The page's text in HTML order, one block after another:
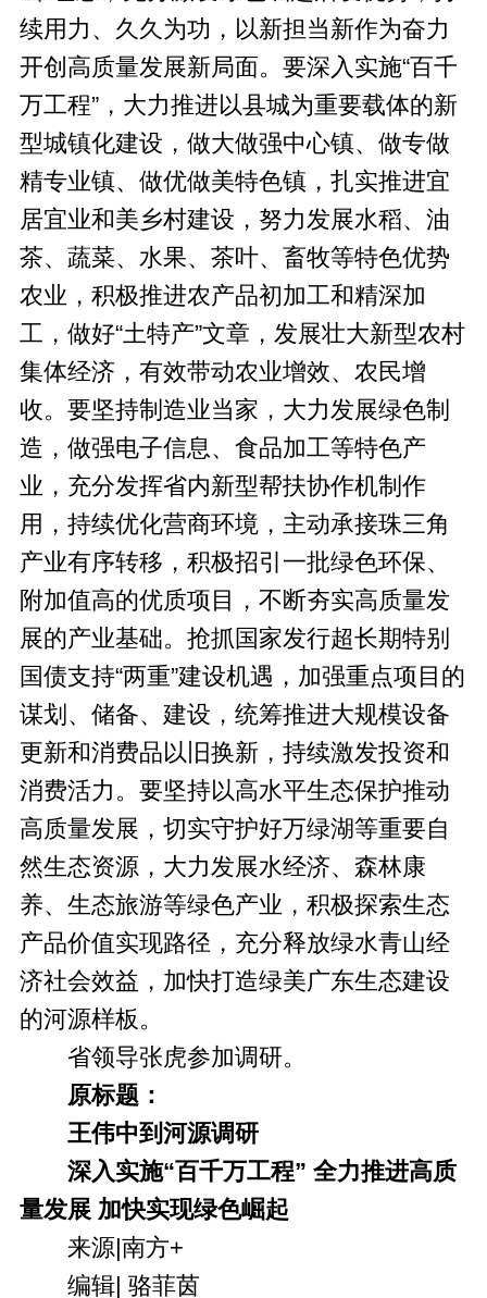
续用力、久久为功，以新担当新作为奋力
开创高质量发展新局面。要深入实施“百千
万工程”，大力推进以县城为重要载体的新
型城镇化建设，做大做强中心镇、做专做
精专业镇、做优做美特色镇，扎实推进宜
居宜业和美乡村建设，努力发展水稻、油
茶、蔬菜、水果、茶叶、畜牧等特色优势
农业，积极推进农产品初加工和精深加
工，做好“土特产”文章，发展壮大新型农村
集体经济，有效带动农业增效、农民增
收。要坚持制造业当家，大力发展绿色制
造，做强电子信息、食品加工等特色产
业，充分发挥省内新型帮扶协作机制作
用，持续优化营商环境，主动承接珠三角
产业有序转移，积极招引一批绿色环保、
附加值高的优质项目，不断夯实高质量发
展的产业基础。抢抓国家发行超长期特别
国债支持“两重”建设机遇，加强重点项目的
谋划、储备、建设，统筹推进大规模设备
更新和消费品以旧换新，持续激发投资和
消费活力。要坚持以高水平生态保护推动
高质量发展，切实守护好万绿湖等重要自
然生态资源，大力发展水经济、森林康
养、生态旅游等绿色产业，积极探索生态
产品价值实现路径，充分释放绿水青山经
济社会效益，加快打造绿美广东生态建设
的河源样板。
省领导张虎参加调研。
原标题：
王伟中到河源调研
深入实施“百千万工程” 全力推进高质
量发展 加快实现绿色崛起
来源| 南方+
编辑| 骆菲茵